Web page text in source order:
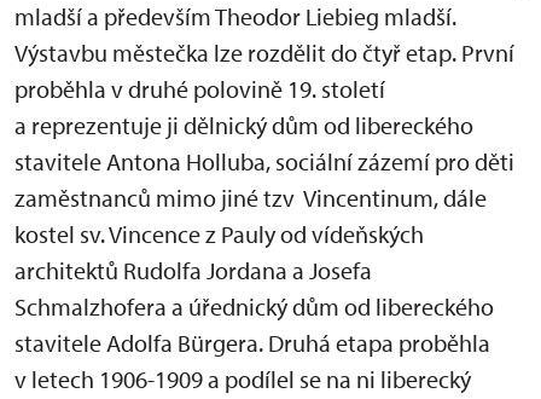
mladší a především Theodor Liebieg mladší.
Výstavbu městečka lze rozdělit do čtyř etap. První
proběhla v druhé polovině 19. století
a reprezentuje ji dělnický dům od libereckého
stavitele Antona Holluba, sociální zázemí pro děti
zaměstnanců mimo jiné tzv Vincentinum, dále
kostel sv. Vincence z Pauly od vídeňských
architektů Rudolfa Jordana a Josefa
Schmalzhofera a úřednický dům od libereckého
stavitele Adolfa Bürgera. Druhá etapa proběhla
v letech 1906-1909 a podílel se na ni liberecký